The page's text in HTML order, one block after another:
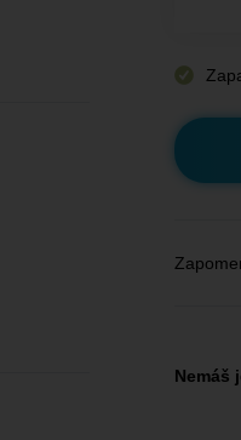
Nemáš